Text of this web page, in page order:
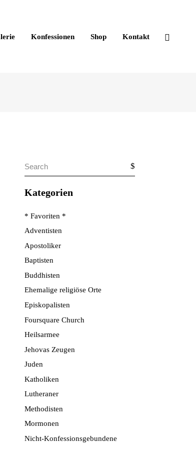
Konfessionen Shop Kontakt
Search
Kategorien
* Favoriten *
Adventisten
Apostoliker
Baptisten
Buddhisten
Ehemalige religiöse Orte
Episkopalisten
Foursquare Church
Heilsarmee
Jehovas Zeugen
Juden
Katholiken
Lutheraner
Methodisten
Mormonen
Nicht-Konfessionsgebundene